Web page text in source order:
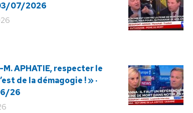
07/2026
APHATIE, respecter le
de la démagogie ! » ·
26